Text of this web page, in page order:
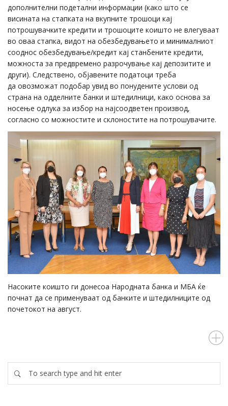
дополнителни подетални информации (како што се
висината на стапката на вкупните трошоци кај
потрошувачките кредити и трошоците коишто не влегуваат
во оваа стапка, видот на обезбедувањето и минималниот
сооднос обезбедување/кредит кај станбените кредити,
можноста за предвремено разрочување кај депозитите и
други). Следствено, објавените податоци треба
да овозможат подобар увид во понудените услови од
страна на одделните банки и штедилници, како основа за
носење одлука за избор на најсоодветен производ,
согласно со можностите и склоностите на потрошувачите.
Насоките коишто ги донесоа Народната банка и МБА ќе
почнат да се применуваат од банките и штедилниците од
почетокот на август.